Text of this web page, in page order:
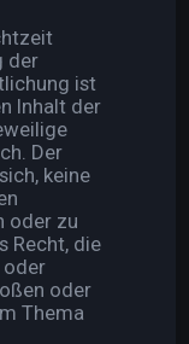
der
ist
Inhalt der
Der
keine
oder zu
Recht, die
oder
oder
Thema